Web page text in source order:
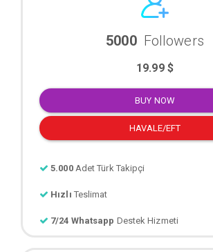
5000 Followers
19.99 $
BUY NOW
HAVALE/EFT
5.000 Adet Türk Takipçi
Hızlı Teslimat
7/24 Whatsapp Destek